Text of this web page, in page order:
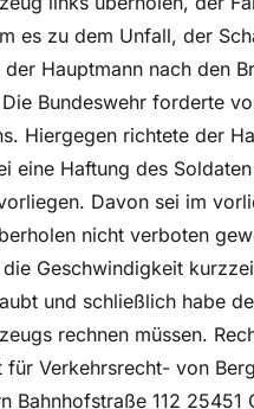
es zu dem Unfall, der
Hauptmann nach den
Bundeswehr forderte
Hiergegen richtete der
eine Haftung des
Davon sei im
nicht verboten
Geschwindigkeit
und schließlich habe
rechnen müssen.
Verkehrsrecht- von
Bahnhofstraße 112 25451